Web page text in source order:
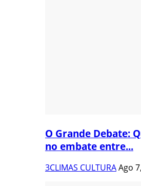
O Grande Debate:
no embate entre...
3CLIMAS CULTURAAgo